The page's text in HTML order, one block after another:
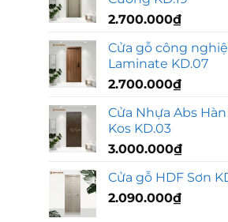
2.700.000₫
Cửa gỗ công
Laminate KD.07
2.700.000₫
Cửa Nhựa Abs
Kos KD.03
3.000.000₫
Cửa gỗ HDF Sơn
2.090.000₫